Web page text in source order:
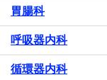
胃腸科
呼吸器内科
循環器内科